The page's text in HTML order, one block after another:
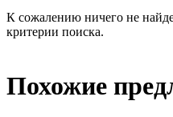
К сожалению ничего не
критерии поиска.
Похожие